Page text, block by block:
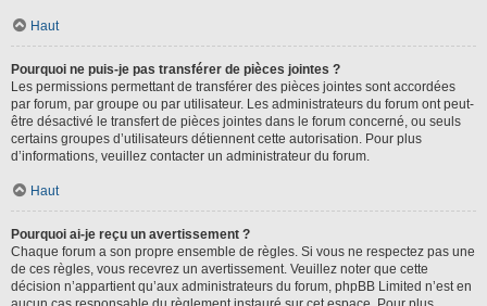
Haut
Pourquoi ne puis-je pas transférer de pièces jointes ?
Les permissions permettant de transférer des pièces jointes sont accordées
par forum, par groupe ou par utilisateur. Les administrateurs du forum ont peut-
être désactivé le transfert de pièces jointes dans le forum concerné, ou seuls
certains groupes d’utilisateurs détiennent cette autorisation. Pour plus
d’informations, veuillez contacter un administrateur du forum.
Haut
Pourquoi ai-je reçu un avertissement ?
Chaque forum a son propre ensemble de règles. Si vous ne respectez pas une
de ces règles, vous recevrez un avertissement. Veuillez noter que cette
décision n’appartient qu’aux administrateurs du forum, phpBB Limited n’est en